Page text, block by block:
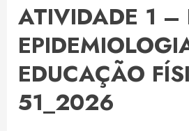
ATIVIDADE 1 –
EDUCAÇÃO
51_2026